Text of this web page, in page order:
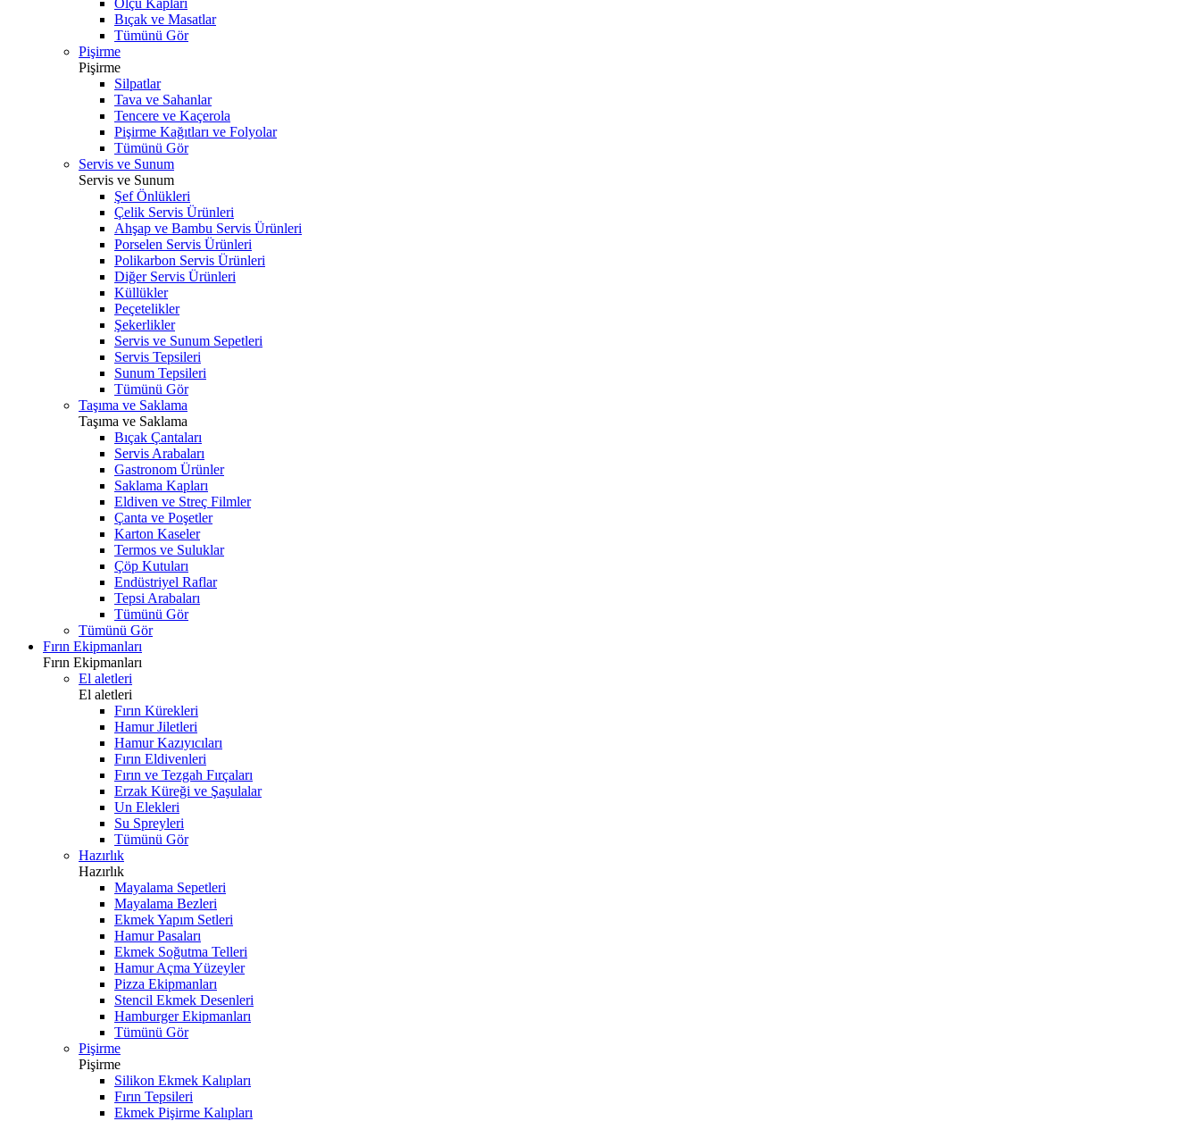
Ölçü Kapları
Bıçak ve Masatlar
Tümünü Gör
Pişirme
Pişirme
Silpatlar
Tava ve Sahanlar
Tencere ve Kaçerola
Pişirme Kağıtları ve Folyolar
Tümünü Gör
Servis ve Sunum
Servis ve Sunum
Şef Önlükleri
Çelik Servis Ürünleri
Ahşap ve Bambu Servis Ürünleri
Porselen Servis Ürünleri
Polikarbon Servis Ürünleri
Diğer Servis Ürünleri
Küllükler
Peçetelikler
Şekerlikler
Servis ve Sunum Sepetleri
Servis Tepsileri
Sunum Tepsileri
Tümünü Gör
Taşıma ve Saklama
Taşıma ve Saklama
Bıçak Çantaları
Servis Arabaları
Gastronom Ürünler
Saklama Kapları
Eldiven ve Streç Filmler
Çanta ve Poşetler
Karton Kaseler
Termos ve Suluklar
Çöp Kutuları
Endüstriyel Raflar
Tepsi Arabaları
Tümünü Gör
Tümünü Gör
Fırın Ekipmanları
Fırın Ekipmanları
El aletleri
El aletleri
Fırın Kürekleri
Hamur Jiletleri
Hamur Kazıyıcıları
Fırın Eldivenleri
Fırın ve Tezgah Fırçaları
Erzak Küreği ve Şaşulalar
Un Elekleri
Su Spreyleri
Tümünü Gör
Hazırlık
Hazırlık
Mayalama Sepetleri
Mayalama Bezleri
Ekmek Yapım Setleri
Hamur Pasaları
Ekmek Soğutma Telleri
Hamur Açma Yüzeyler
Pizza Ekipmanları
Stencil Ekmek Desenleri
Hamburger Ekipmanları
Tümünü Gör
Pişirme
Pişirme
Silikon Ekmek Kalıpları
Fırın Tepsileri
Ekmek Pişirme Kalıpları